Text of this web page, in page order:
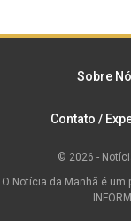
Sobre
Contato /
© 2026 -
O Notícia da Manhã é um